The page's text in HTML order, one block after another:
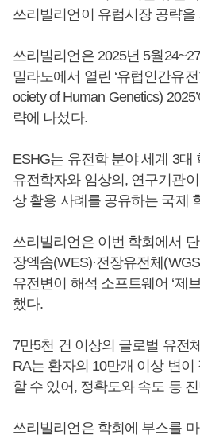
쓰리빌리언이 유럽시장 공략을
쓰리빌리언은 2025년 5월
밀라노에서 열린 ‘유럽인간유
ociety of Human Genetics)
략에 나섰다.
ESHG는 유전학 분야 세계 3대
유전학자와 임상의, 연구기관
상 활용 사례를 공유하는 국제
쓰리빌리언은 이번 학회에서
장엑솜(WES)·전장유전체
유전변이 해석 소프트웨어 ‘제
했다.
7만5천 건 이상의 글로벌 유전
RA는 환자의 10만개 이상 변
할 수 있어, 정확도와 속도 등
쓰리빌리언은 학회에 부스를